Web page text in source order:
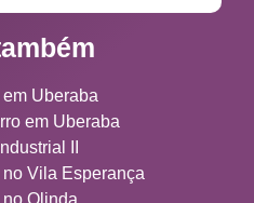
Uberaba
em Uberaba
II
Vila Esperança